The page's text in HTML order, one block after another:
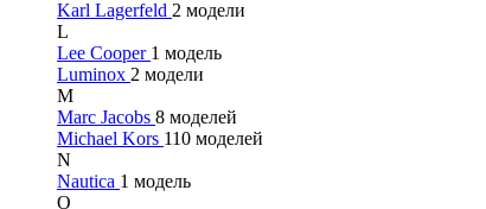
Karl Lagerfeld 2 модели
L
Lee Cooper 1 модель
Luminox 2 модели
M
Marc Jacobs 8 моделей
Michael Kors 110 моделей
N
Nautica 1 модель
O